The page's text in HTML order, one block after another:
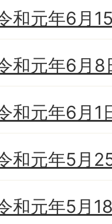
和元年6月
和元年6月8
和元年6月1
和元年5月
和元年5月